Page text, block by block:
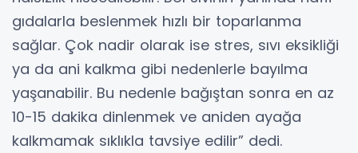
gıdalarla beslenmek hızlı bir toparlanma
sağlar. Çok nadir olarak ise stres, sıvı eksikliği
ya da ani kalkma gibi nedenlerle bayılma
yaşanabilir. Bu nedenle bağıştan sonra en az
10-15 dakika dinlenmek ve aniden ayağa
kalkmamak sıklıkla tavsiye edilir” dedi.